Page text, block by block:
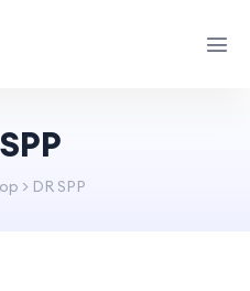
> DR SPP